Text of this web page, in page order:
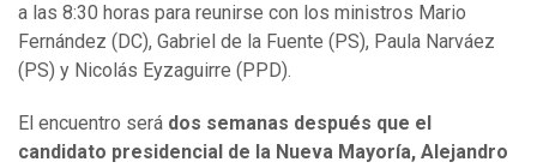
a las 8:30 horas para reunirse con los ministros Mario
Fernández (DC), Gabriel de la Fuente (PS), Paula Narváez
(PS) y Nicolás Eyzaguirre (PPD).
El encuentro será dos semanas después que el
candidato presidencial de la Nueva Mayoría, Alejandro